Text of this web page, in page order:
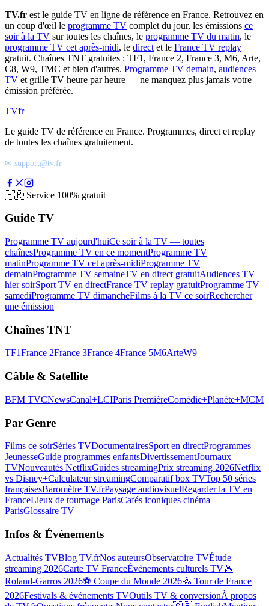
TV.fr est le guide TV en ligne de référence en France. Retrouvez en
un coup d'œil le programme TV complet du jour, les émissions ce
soir à la TV sur toutes les chaînes, le programme TV du matin, le
programme TV cet après-midi, le direct et le France TV replay
gratuit. Chaînes TNT gratuites : TF1, France 2, France 3, M6, Arte,
C8, W9, TMC et bien d'autres. Programme TV demain, audiences
TV et grille TV heure par heure — ne manquez plus jamais votre
émission préférée.
TVfr
Le guide TV de référence en France. Programmes, direct et replay
de toutes les chaînes gratuitement.
✉ support@tv.fr
🇫🇷 Service 100% gratuit
Guide TV
Programme TV aujourd'huiCe soir à la TV — toutes
chaînesProgramme TV en ce momentProgramme TV
matinProgramme TV cet après-midiProgramme TV
demainProgramme TV semaineTV en direct gratuitAudiences TV
hier soirSport TV en directFrance TV replay gratuitProgramme TV
samediProgramme TV dimancheFilms à la TV ce soirRechercher
une émission
Chaînes TNT
TF1France 2France 3France 4France 5M6ArteW9
Câble & Satellite
BFM TVCNewsCanal+LCIParis PremièreComédie+Planète+MCM
Par Genre
Films ce soirSéries TVDocumentairesSport en directProgrammes
JeunesseGuide programmes enfantsDivertissementJournaux
TVNouveautés NetflixGuides streamingPrix streaming 2026Netflix
vs Disney+Calculateur streamingComparatif box TVTop 50 séries
françaisesBaromètre TV.frPaysage audiovisuelRegarder la TV en
FranceLieux de tournage ParisCafés iconiques cinéma
ParisGlossaire TV
Infos & Événements
Actualités TVBlog TV.frNos auteursObservatoire TVÉtude
streaming 2026Carte TV FranceÉvénements culturels TV🎾
Roland-Garros 2026⚽ Coupe du Monde 2026🚴 Tour de France
2026Festivals & événements TVOutils TV & conversionÀ propos